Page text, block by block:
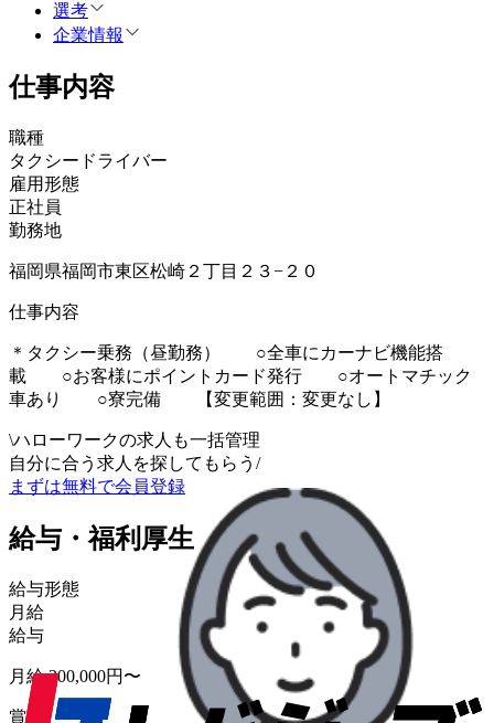
選考
企業情報
仕事内容
職種
タクシードライバー
雇用形態
正社員
勤務地
福岡県福岡市東区松崎２丁目２３−２０
仕事内容
＊タクシー乗務（昼勤務） ○全車にカーナビ機能搭
載 ○お客様にポイントカード発行 ○オートマチック
車あり ○寮完備 【変更範囲：変更なし】
\ハローワークの求人も一括管理
自分に合う求人を探してもらう /
まずは無料で会員登録
給与・福利厚生
給与形態
月給
給与
月給 200,000円〜
賞与